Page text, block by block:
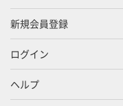
新規会員登録
ログイン
ヘルプ